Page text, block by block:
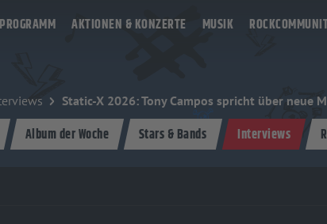
AKTIONEN & KONZERTE MUSIK
Static-X 2026: Tony Campos spricht über neue
Album der Woche Stars & Bands Interviews